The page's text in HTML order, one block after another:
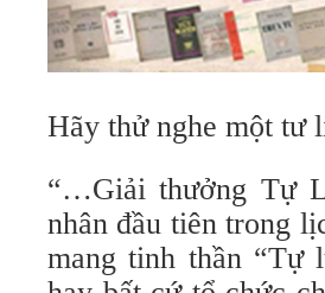
Hãy thử nghe một tư
“…Giải thưởng Tự
nhân đầu tiên trong
mang tinh thần “Tự